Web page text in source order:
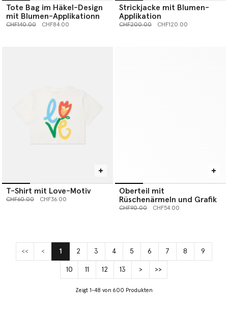
Tote Bag im Häkel-Design
mit Blumen-Applikationn
Preis reduziert von
CHF140.00bisCHF84.00
Strickjacke mit Blumen-
Applikation
Preis reduziert von
CHF200.00bisCHF120.00
T-Shirt mit Love-Motiv
Preis reduziert von
CHF60.00bisCHF36.00
Oberteil mit
Rüschenärmeln und Grafik
Preis reduziert von
CHF90.00bisCHF54.00
<< < 1(current)
2 3 4 5 6 7 8 9
10 11 12 13 > >>
Zeigt 1-48 von 600 Produkten